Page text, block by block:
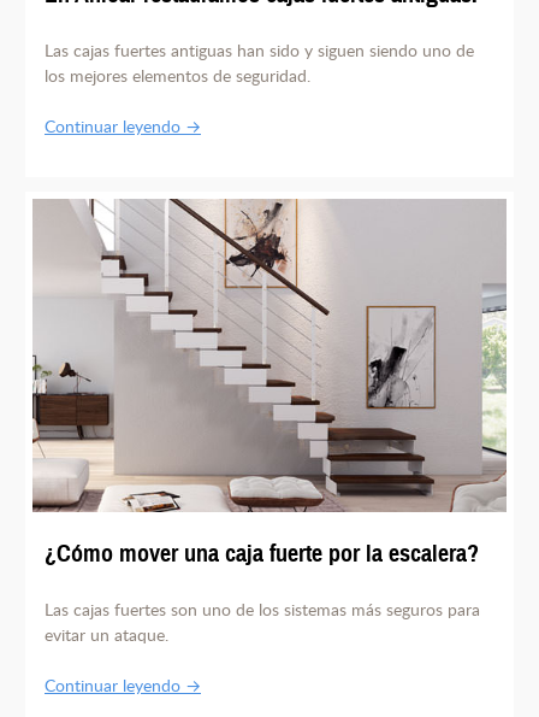
Las cajas fuertes antiguas han sido y siguen siendo uno de
los mejores elementos de seguridad.
Continuar leyendo →
¿Cómo mover una caja fuerte por la escalera?
Las cajas fuertes son uno de los sistemas más seguros para
evitar un ataque.
Continuar leyendo →